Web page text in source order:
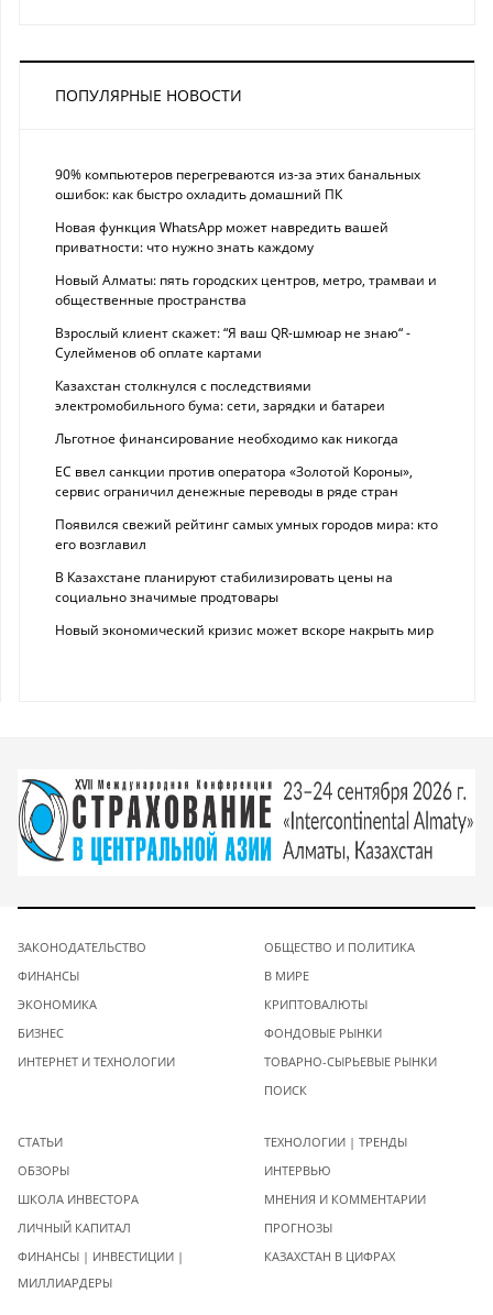
ПОПУЛЯРНЫЕ НОВОСТИ
90% компьютеров перегреваются из-за этих банальных
ошибок: как быстро охладить домашний ПК
Новая функция WhatsApp может навредить вашей
приватности: что нужно знать каждому
Новый Алматы: пять городских центров, метро, трамваи и
общественные пространства
Взрослый клиент скажет: “Я ваш QR-шмюар не знаю“ -
Сулейменов об оплате картами
Казахстан столкнулся с последствиями
электромобильного бума: сети, зарядки и батареи
Льготное финансирование необходимо как никогда
ЕС ввел санкции против оператора «Золотой Короны»,
сервис ограничил денежные переводы в ряде стран
Появился свежий рейтинг самых умных городов мира: кто
его возглавил
В Казахстане планируют стабилизировать цены на
социально значимые продтовары
Новый экономический кризис может вскоре накрыть мир
ЗАКОНОДАТЕЛЬСТВО
ФИНАНСЫ
ЭКОНОМИКА
БИЗНЕС
ИНТЕРНЕТ И ТЕХНОЛОГИИ
ОБЩЕСТВО И ПОЛИТИКА
В МИРЕ
КРИПТОВАЛЮТЫ
ФОНДОВЫЕ РЫНКИ
ТОВАРНО-СЫРЬЕВЫЕ РЫНКИ
ПОИСК
СТАТЬИ
ОБЗОРЫ
ШКОЛА ИНВЕСТОРА
ЛИЧНЫЙ КАПИТАЛ
ФИНАНСЫ | ИНВЕСТИЦИИ |
МИЛЛИАРДЕРЫ
ТЕХНОЛОГИИ | ТРЕНДЫ
ИНТЕРВЬЮ
МНЕНИЯ И КОММЕНТАРИИ
ПРОГНОЗЫ
КАЗАХСТАН В ЦИФРАХ